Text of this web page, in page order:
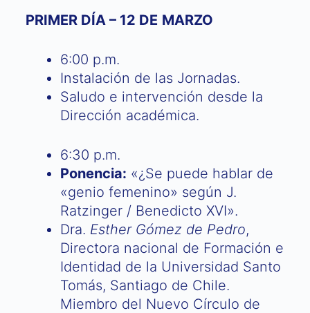
PRIMER DÍA – 12 DE MARZO
6:00 p.m.
Instalación de las Jornadas.
Saludo e intervención desde la
Dirección académica.
6:30 p.m.
Ponencia: «¿Se puede hablar de
«genio femenino» según J.
Ratzinger / Benedicto XVI».
Dra. Esther Gómez de Pedro,
Directora nacional de Formación e
Identidad de la Universidad Santo
Tomás, Santiago de Chile.
Miembro del Nuevo Círculo de